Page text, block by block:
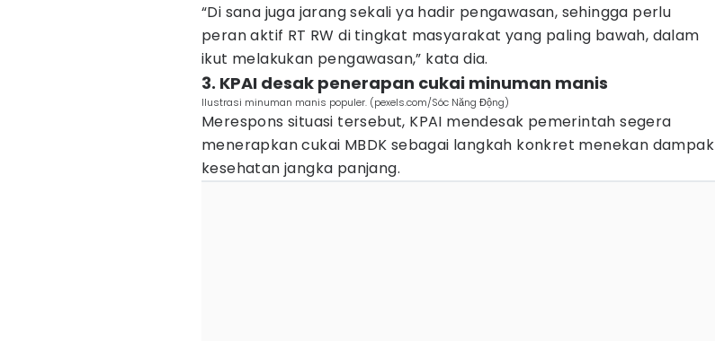
“Di sana juga jarang sekali ya hadir pengawasan, sehingga perlu
peran aktif RT RW di tingkat masyarakat yang paling bawah, dalam
ikut melakukan pengawasan,” kata dia.
3. KPAI desak penerapan cukai minuman manis
Ilustrasi minuman manis populer. (pexels.com/Sóc Năng Động)
Merespons situasi tersebut, KPAI mendesak pemerintah segera
menerapkan cukai MBDK sebagai langkah konkret menekan dampak
kesehatan jangka panjang.